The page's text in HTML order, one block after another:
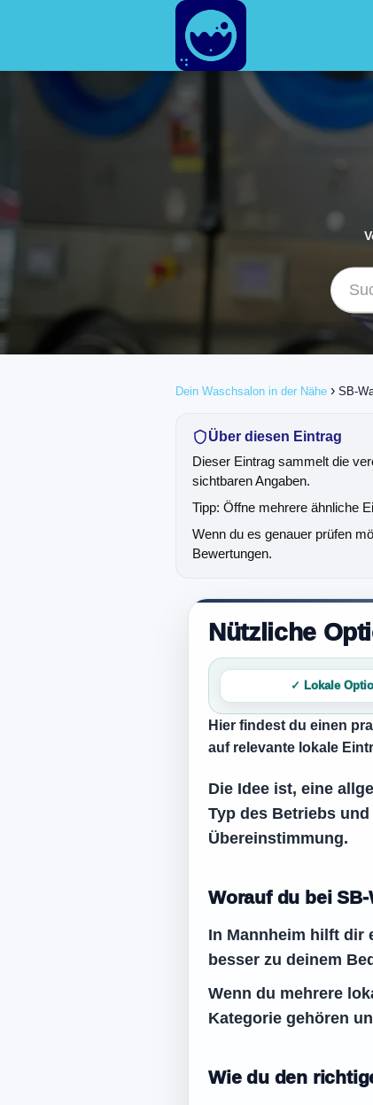
Dein Waschsalon in der Nähe SB-
Über diesen Eintrag
Dieser Eintrag sammelt die
sichtbaren Angaben.
Tipp: Öffne mehrere ähnliche
Wenn du es genauer prüfen
Bewertungen.
Nützliche
✓ Lokale
Hier findest du einen
auf relevante lokale
Die Idee ist, eine
Typ des Betriebs
Übereinstimmung.
Worauf du bei
In Mannheim hilft dir
besser zu deinem
Wenn du mehrere
Kategorie gehören
Wie du den